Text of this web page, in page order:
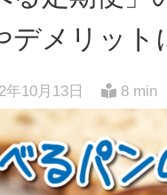
メリット
年10月13日 8 min